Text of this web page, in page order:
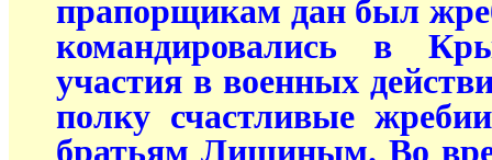
прапорщикам дан был
командировались в
участия в военных
полку счастливые
братьям Лишиным. Во